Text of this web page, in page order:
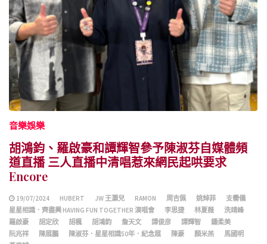
音樂娛樂
胡鴻鈞、羅啟豪和譚輝智參予陳淑芬自媒體頻
道直播 三人直播中清唱惹來網民起哄要求
Encore
19/07/2024 HUBERT JW 王灝兒 RAMON 周吉佩 姚焯菲
支嚳儀
星星相識．齊盡興 HAVING FUN TOGETHER 演唱會
李思捷 林夏薇
洗靖峰
羅啟豪
胡定欣 胡楓 胡鴻鈞 詹天文 譚俊彦 譚輝智
鍾柔美
阮兆祥
陳展鵬 陳淑芬．星星相識50年．紀念展 陳豪 顏米羔
馬國明